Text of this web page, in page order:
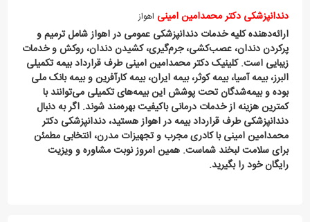
دندانپزشکی دکترمحمدامینامینی اهواز
ارائه‌دهنده کلیه خدمات دندانپزشکی عمومی در اهواز شامل ترمیم و
پرکردن دندان، عصب‌کشی، جرم‌گیری، کشیدن دندان، روکش و خدمات
زیبایی است. کلینیک دکتر محمدامین امینی طرف قرارداد بیمه تکمیلی
البرز، بیمه آسیا، بیمه کوثر، بیمه ایران، بیمه کارآفرین و بیمه بانک ملی
بوده و بیمه‌شدگان تحت پوشش این بیمه‌های تکمیلی می‌توانند با
کمترین هزینه از خدمات درمانی باکیفیت بهره‌مند شوند. اگر به دنبال
دندانپزشکی طرف قرارداد بیمه در اهواز هستید، دندانپزشکی دکتر
محمدامین امینی با کادری مجرب و تجهیزات مدرن، انتخابی مطمئن
برای سلامت لبخند شماست. همین امروز نوبت مشاوره و ویزیت
رایگان خود را بگیرید.